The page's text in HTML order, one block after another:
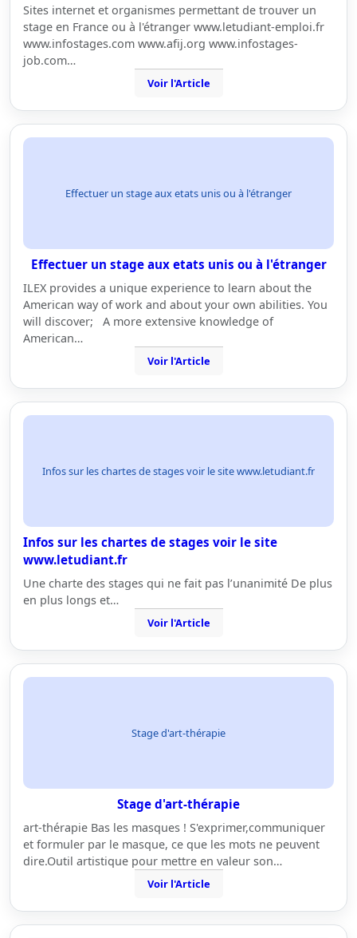
Sites internet et organismes permettant de trouver un
stage en France ou à l'étranger www.letudiant-emploi.fr
www.infostages.com www.afij.org www.infostages-
job.com…
Voir l'Article
Effectuer un stage aux etats unis ou à l'étranger
Effectuer un stage aux etats unis ou à l'étranger
ILEX provides a unique experience to learn about the
American way of work and about your own abilities. You
will discover; A more extensive knowledge of
American…
Voir l'Article
Infos sur les chartes de stages voir le site www.letudiant.fr
Infos sur les chartes de stages voir le site
www.letudiant.fr
Une charte des stages qui ne fait pas l’unanimité De plus
en plus longs et…
Voir l'Article
Stage d'art-thérapie
Stage d'art-thérapie
art-thérapie Bas les masques ! S'exprimer,communiquer
et formuler par le masque, ce que les mots ne peuvent
dire.Outil artistique pour mettre en valeur son…
Voir l'Article